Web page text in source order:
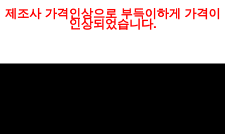
제조사 가격인상으로 부득이하게 가격이
인상되었습니다.